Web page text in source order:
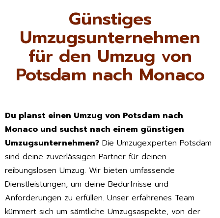
Günstiges
Umzugsunternehmen
für den Umzug von
Potsdam nach Monaco
Du planst einen Umzug von Potsdam nach
Monaco und suchst nach einem günstigen
Umzugsunternehmen? Die Umzugexperten Potsdam
sind deine zuverlässigen Partner für deinen
reibungslosen Umzug. Wir bieten umfassende
Dienstleistungen, um deine Bedürfnisse und
Anforderungen zu erfüllen. Unser erfahrenes Team
kümmert sich um sämtliche Umzugsaspekte, von der